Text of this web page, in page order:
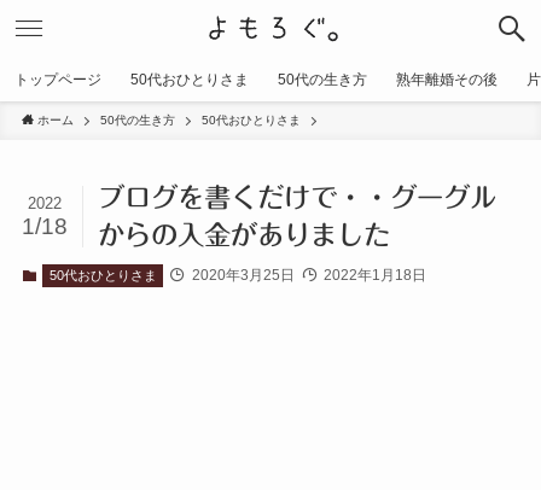
トップページ 50代おひとりさま 50代の生き方 熟年離婚その後
ホーム 50代の生き方 50代おひとりさま
ブログを書くだけで・・グーグル
からの入金がありました
2022
1/18
50代おひとりさま 2020年3月25日 2022年1月18日